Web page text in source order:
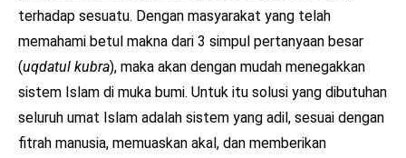
terhadap sesuatu. Dengan masyarakat yang telah
memahami betul makna dari 3 simpul pertanyaan besar
(uqdatul kubra), maka akan dengan mudah menegakkan
sistem Islam di muka bumi. Untuk itu solusi yang dibutuhan
seluruh umat Islam adalah sistem yang adil, sesuai dengan
fitrah manusia, memuaskan akal, dan memberikan